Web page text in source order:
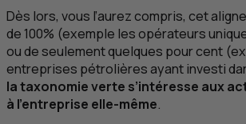
Dès lors, vous l’aurez compris, cet
de 100% (exemple les opérateurs
ou de seulement quelques pour cent
entreprises pétrolières ayant investi
la taxonomie verte s’intéresse aux
à l’entreprise elle-même.